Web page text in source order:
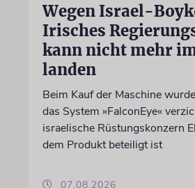
Wegen Israel-
Irisches
kann nicht mehr
landen
Beim Kauf der Maschine
das System »FalconEye«
israelische Rüstungskonzern
dem Produkt beteiligt ist
07.08.2026